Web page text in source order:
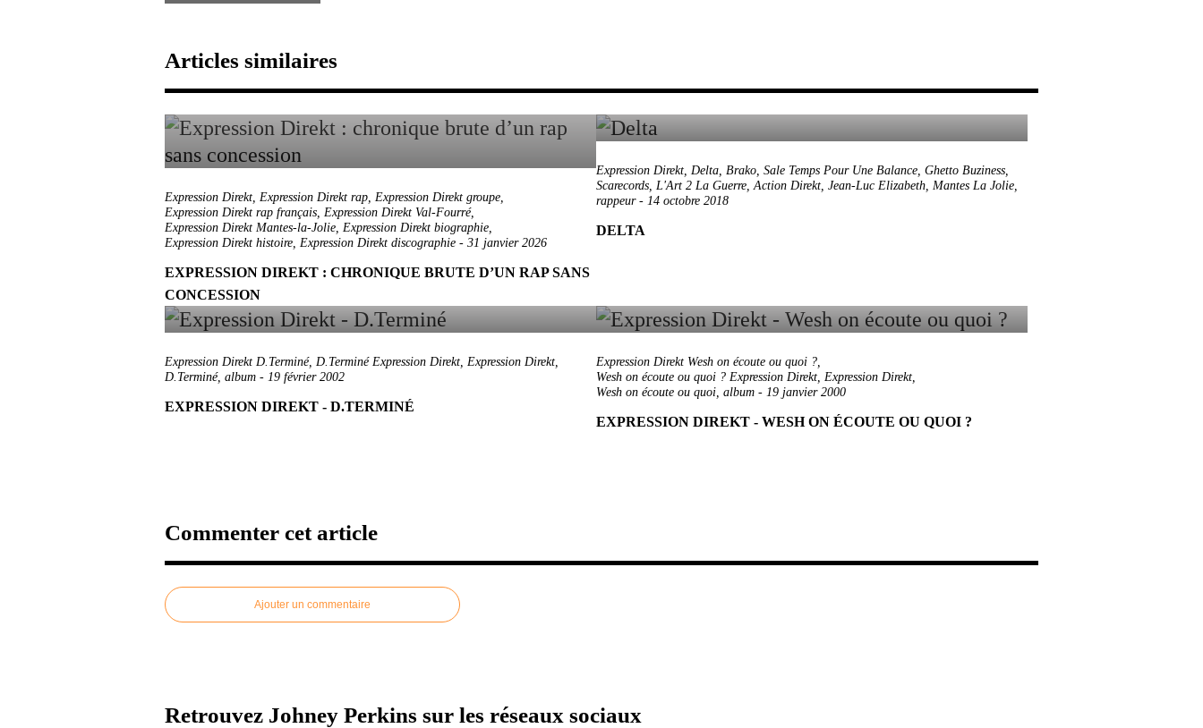
Articles similaires
Expression Direkt, Expression Direkt rap, Expression Direkt groupe,
Expression Direkt rap français, Expression Direkt Val-Fourré,
Expression Direkt Mantes-la-Jolie, Expression Direkt biographie,
Expression Direkt histoire, Expression Direkt discographie - 31 janvier 2026
EXPRESSION DIREKT : CHRONIQUE BRUTE D’UN RAP SANS
CONCESSION
Expression Direkt, Delta, Brako, Sale Temps Pour Une Balance, Ghetto Buziness,
Scarecords, L'Art 2 La Guerre,Action Direkt, Jean-Luc Elizabeth, Mantes La Jolie,
rappeur- 14 octobre 2018
DELTA
Expression Direkt D.Terminé, D.Terminé Expression Direkt, Expression Direkt,
D.Terminé, album - 19 février 2002
EXPRESSION DIREKT - D.TERMINÉ
Expression Direkt Wesh on écoute ou quoi ?,
Wesh on écoute ou quoi ? Expression Direkt, Expression Direkt,
Wesh on écoute ou quoi, album - 19 janvier 2000
EXPRESSION DIREKT - WESH ON ÉCOUTE OU QUOI ?
Commenter cet article
Ajouter un commentaire
Retrouvez Johney Perkins sur les réseaux sociaux